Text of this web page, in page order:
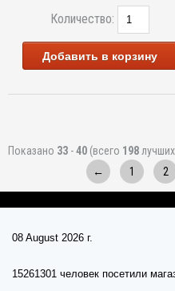
Количество:
Добавить в корзину
Показано 33 -40 (всего 198
←
1 2
08 August 2026 г.
15261301 человек посетили